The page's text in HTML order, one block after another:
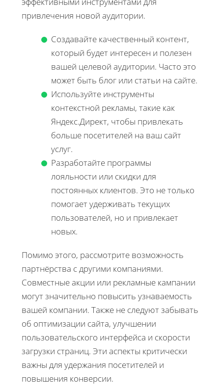
привлечения новой аудитории.
Создавайте качественный контент,
который будет интересен и полезен
вашей целевой аудитории. Часто это
может быть блог или статьи на сайте.
Используйте инструменты
контекстной рекламы, такие как
Яндекс.Директ, чтобы привлекать
больше посетителей на ваш сайт
услуг.
Разработайте программы
лояльности или скидки для
постоянных клиентов. Это не только
помогает удерживать текущих
пользователей, но и привлекает
новых.
Помимо этого, рассмотрите возможность
партнёрства с другими компаниями.
Совместные акции или рекламные кампании
могут значительно повысить узнаваемость
вашей компании. Также не следуют забывать
об оптимизации сайта, улучшении
пользовательского интерфейса и скорости
загрузки страниц. Эти аспекты критически
важны для удержания посетителей и
повышения конверсии.